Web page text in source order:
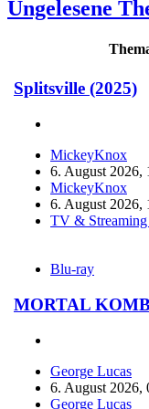
Ungelesene
Splitsville (2025)
MickeyKnox
6. August 2026,
MickeyKnox
6. August 2026,
TV & Streaming
Blu-ray
MORTAL
George Lucas
6. August 2026,
George Lucas